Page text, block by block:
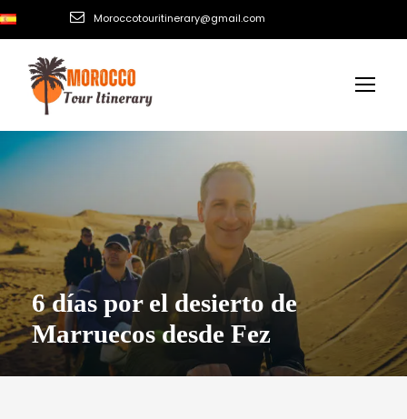
Moroccotouritinerary@gmail.com
6 días por el desierto de
Marruecos desde Fez